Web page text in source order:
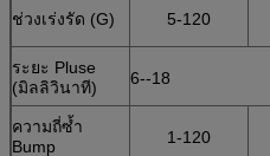
ช่วงเร่งรัด (G) 5-120
ระยะ Pluse
(มิลลิวินาที)
6--18
ความถี่ซ้ำ
Bump
1-120